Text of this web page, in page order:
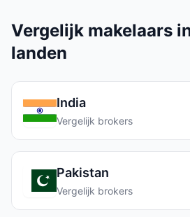
Vergelijk makelaars
landen
India
Vergelijk brokers
Pakistan
Vergelijk brokers